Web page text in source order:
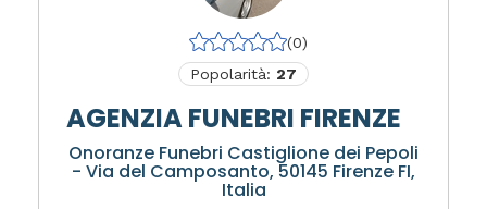
(0)
Popolarità: 27
AGENZIA FUNEBRI FIRENZE
Onoranze Funebri Castiglione dei Pepoli
- Via del Camposanto, 50145 Firenze FI,
Italia